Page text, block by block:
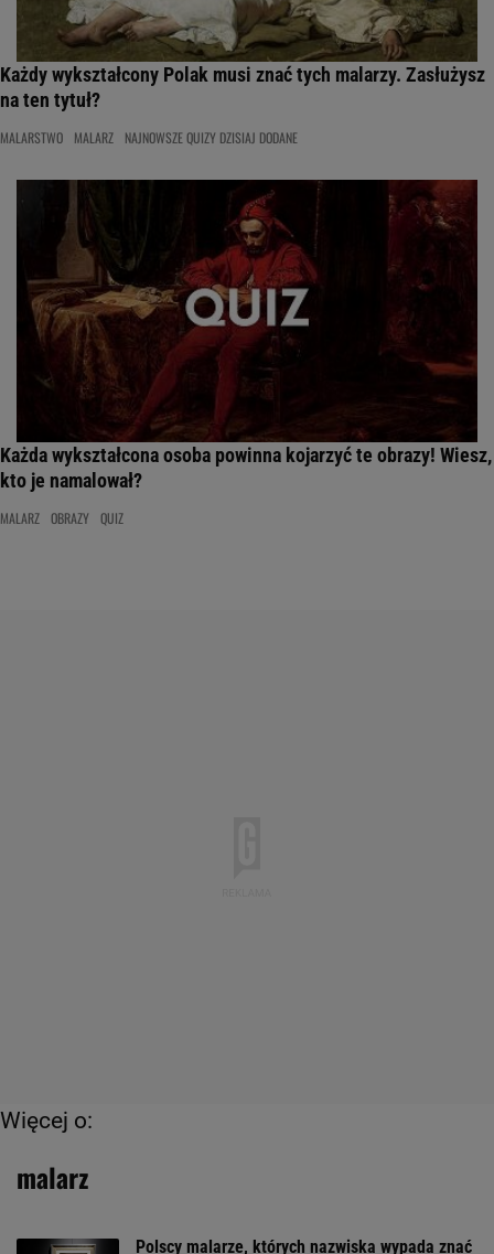
Każdy wykształcony Polak musi znać tych malarzy. Zasłużysz
na ten tytuł?
MALARSTWO MALARZ NAJNOWSZE QUIZY DZISIAJ DODANE
Każda wykształcona osoba powinna kojarzyć te obrazy! Wiesz,
kto je namalował?
MALARZ OBRAZY QUIZ
Więcej o:
malarz
Polscy malarze, których nazwiska wypada znać